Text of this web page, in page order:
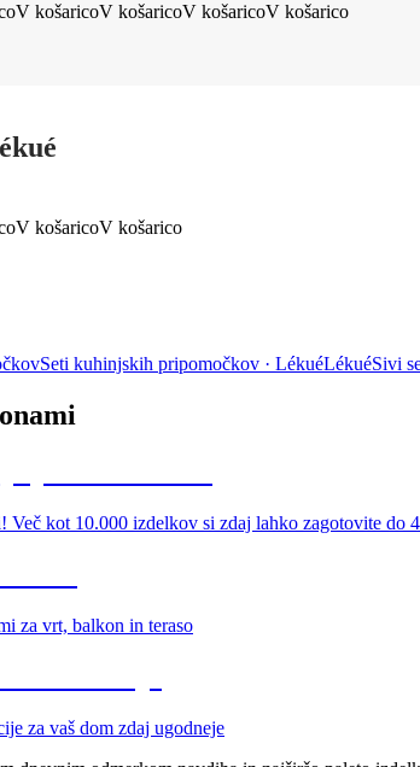
V košaricoV košaricoV košaricoV košarico
V košaricoV košarico
Seti kuhinjskih pripomočkov · LékuéLékuéSivi
Več kot 10.000 izdelkov si zdaj lahko zagotovite do
za vrt, balkon in teraso
za vaš dom zdaj ugodneje